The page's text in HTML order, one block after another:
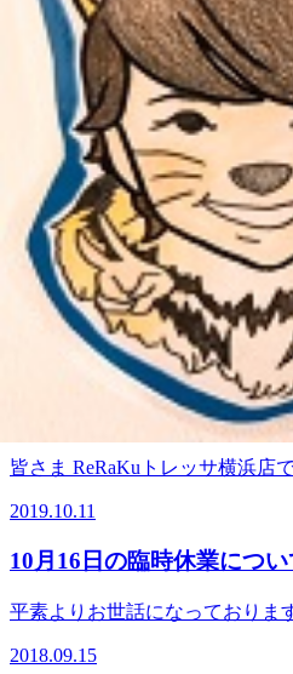
電話予約する045-489-3808
最近のブログ
トレッサ横浜館臨時休業
皆様。日頃ReRaKuトレッサ横
がとうございます。 新型コロナウイルスの影響で、下記の
期間中トレッサ横浜館が休業致
はご迷惑、ご不便をお掛け致し
致します。 休業期間3/12～3/15 16日以降も未だ予測がつかな
い状態です。随時情報が分かり
らせいたします。
2020.03.11
2月19日㈬トレッサ全館休
こんにちは！ トレッサ横浜店から、※重要※なお知らせで
ッサ横浜店全館休館日です！！ （タイトルに書いてあるけ
くなっても開いてませんよー＾＾ 是非！その前の18日と
ちしております！ さてさてブログを更新している私は誰で
しょう～フフフ～
10月12日トレッサ全館休
皆さま ReRaKuトレッサ横浜店
月13日は交通網の麻痺が予想さ
せて頂いております。 お客様
致しますが、ご了承をお願い致
トレッサ横浜店スタッフ一同ご
2019.10.11
10月16日の臨時休業につ
平素よりお世話になっておりま
年の10月16日に社内研修の為 一
2018.09.15